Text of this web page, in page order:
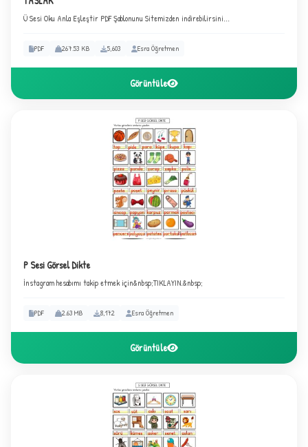
Ü Sesi Oku Anla Eşleştir PDF Şablonunu Sitemizden indirebilirsini...
PDF 267.53 KB 5,603 Esra Öğretmen
Görüntüle
P Sesi Görsel Dikte
İnstagram hesabımı takip etmek için&nbsp;TIKLAYIN.&nbsp;
PDF 2.63 MB 8,172 Esra Öğretmen
Görüntüle